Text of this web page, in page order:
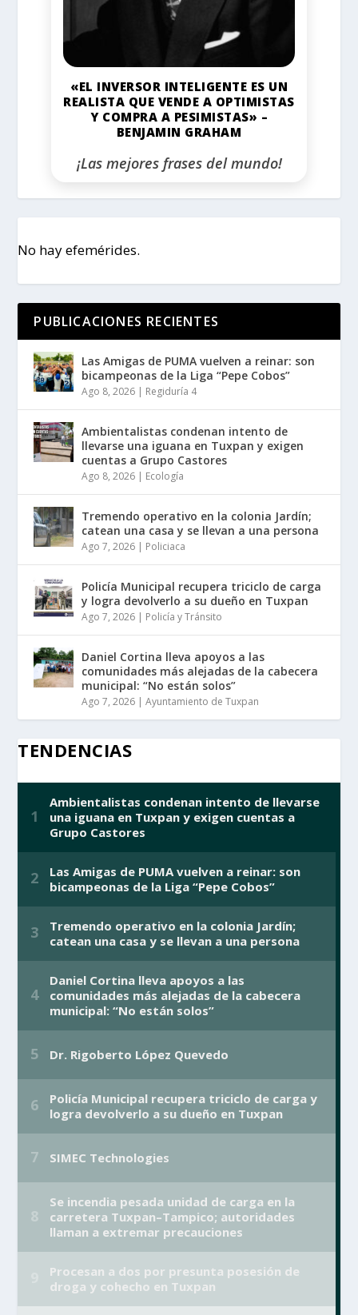
«EL INVERSOR INTELIGENTE ES UN
REALISTA QUE VENDE A OPTIMISTAS
Y COMPRA A PESIMISTAS» –
BENJAMIN GRAHAM
¡Las mejores frases del mundo!
No hay efemérides.
PUBLICACIONES RECIENTES
Las Amigas de PUMA vuelven a reinar: son
bicampeonas de la Liga “Pepe Cobos”
Ago 8, 2026 | Regiduría 4
Ambientalistas condenan intento de
llevarse una iguana en Tuxpan y exigen
cuentas a Grupo Castores
Ago 8, 2026 | Ecología
Tremendo operativo en la colonia Jardín;
catean una casa y se llevan a una persona
Ago 7, 2026 | Policiaca
Policía Municipal recupera triciclo de carga
y logra devolverlo a su dueño en Tuxpan
Ago 7, 2026 | Policía y Tránsito
Daniel Cortina lleva apoyos a las
comunidades más alejadas de la cabecera
municipal: “No están solos”
Ago 7, 2026 |Ayuntamiento de Tuxpan
TENDENCIAS